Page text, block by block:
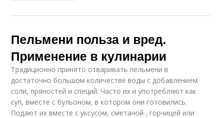
Пельмени польза и вред.
Применение в кулинарии
Традиционно принято отваривать пельмени в
достаточно большом количестве воды с добавлением
соли, пряностей и специй. Часто их и употребляют как
суп, вместе с бульоном, в котором они готовились.
Подают их вместе с уксусом, сметаной , горчицей или